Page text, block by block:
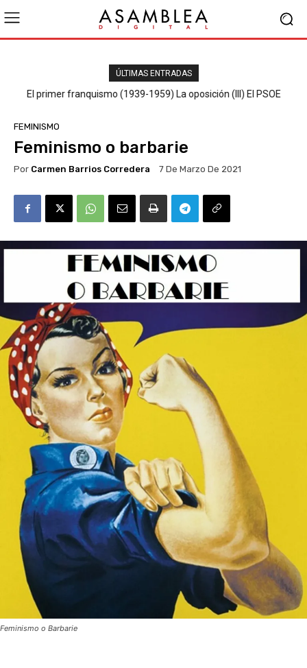
ÚLTIMAS ENTRADAS
El primer franquismo (1939-1959) La oposición (III) El PSOE
FEMINISMO
Feminismo o barbarie
Por Carmen Barrios Corredera 7 De Marzo De 2021
Feminismo o Barbarie